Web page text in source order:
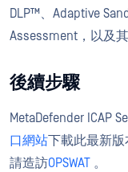
DLP™、Adaptive
Assessment，以及
後續步驟
MetaDefender ICAP
口網站 下載此最新
請造訪OPSWAT 。